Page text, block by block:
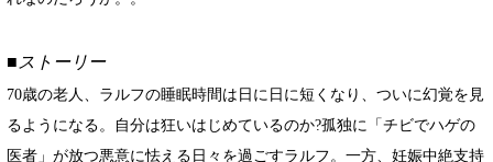
■ストーリー
70歳の老人、ラルフの睡眠時間は日に日に短くなり、ついに幻覚を見
るようになる。自分は狂いはじめているのか?孤独に「チビでハゲの
医者」が放つ悪意に怯える日々を過ごすラルフ。一方、妊娠中絶支持